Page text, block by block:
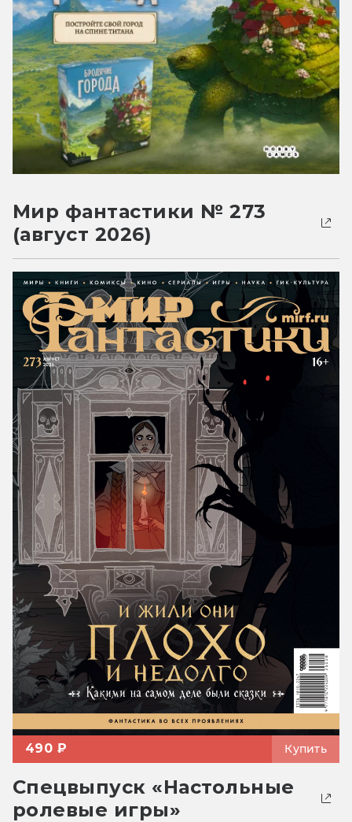
Мир фантастики № 273
(август 2026)
490 ₽ Купить
Спецвыпуск «Настольные
ролевые игры»